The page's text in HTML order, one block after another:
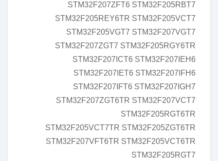
STM32F207ZFT6 STM32F205RBT7
STM32F205REY6TR STM32F205VCT7
STM32F205VGT7 STM32F207VGT7
STM32F207ZGT7 STM32F205RGY6TR
STM32F207ICT6 STM32F207IEH6
STM32F207IET6 STM32F207IFH6
STM32F207IFT6 STM32F207IGH7
STM32F207ZGT6TR STM32F207VCT7
STM32F205RGT6TR
STM32F205VCT7TR STM32F205ZGT6TR
STM32F207VFT6TR STM32F205VCT6TR
STM32F205RGT7